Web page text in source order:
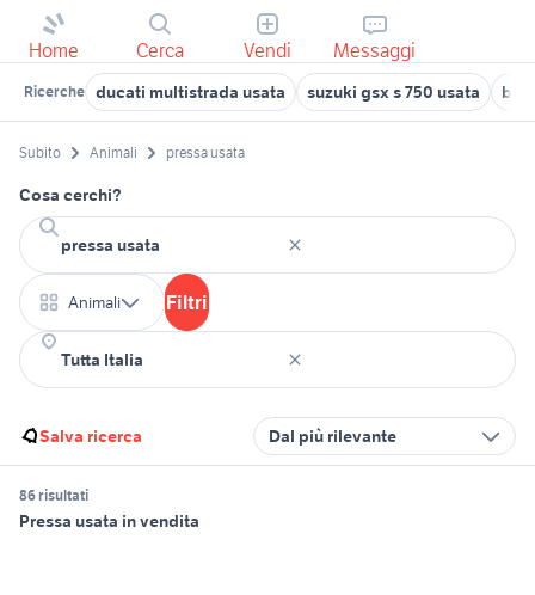
Home Cerca Vendi Messaggi
Ricerche ducati multistrada usata suzuki gsx s 750 usata
Subito Animali pressa usata
Cosa cerchi?
Animali Filtri
Salva ricerca Dal più rilevante
86 risultati
Pressa usata in vendita